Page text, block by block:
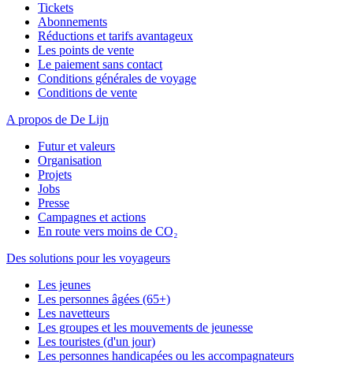
Tickets
Abonnements
Réductions et tarifs avantageux
Les points de vente
Le paiement sans contact
Conditions générales de voyage
Conditions de vente
A propos de De Lijn
Futur et valeurs
Organisation
Projets
Jobs
Presse
Campagnes et actions
En route vers moins de CO₂
Des solutions pour les voyageurs
Les jeunes
Les personnes âgées (65+)
Les navetteurs
Les groupes et les mouvements de jeunesse
Les touristes (d'un jour)
Les personnes handicapées ou les accompagnateurs